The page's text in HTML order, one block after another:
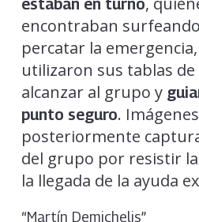
encontraban
percatar la
utilizaron sus tablas
alcanzar al grupo y
punto seguro.
posteriormente
del grupo por resistir
la llegada de la ayuda
“Martín Demichelis”